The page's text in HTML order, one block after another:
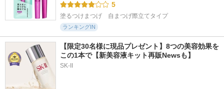
5
塗るつけまつげ　自まつげ際立てタイプ
ランキングIN
【限定30名様に現品プレゼント】8つの美容効果を
この1本で【新美容液キット再販Newsも】
SK-II